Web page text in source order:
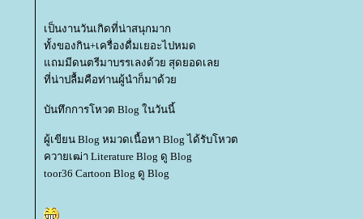
เป็นงานวันเกิดที่น่าสนุกมาก
ทั้งของกิน+เครื่องดื่มเยอะไปหมด
ถมมีดนตรีมาบรรเลงด้วย สุดยอดเล
ที่น่าปลื้มคือท่านผู้นำก็มาด้ว
บันทึกการโหวต Blog ในวันนี้
ผู้เขียน Blog หมวดเนื้อหา Blog ได้รับโหวต
ควายเฒ่า Literature Blog ดู Blog
toor36 Cartoon Blog ดู Blog